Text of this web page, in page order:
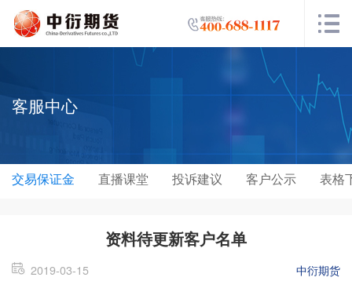
客服中心
交易保证金 直播课堂 投诉建议 客户公示 表格
资料待更新客户名单
2019-03-15 中衍期货